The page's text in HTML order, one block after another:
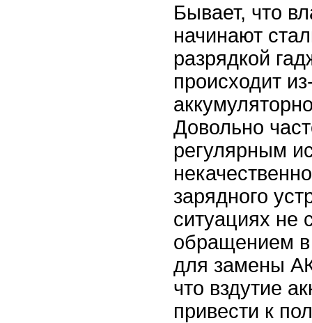
Бывает, что
начинают
разрядкой
происходит
Довольно
регулярным
зарядного
ситуациях не
обращением
для замены
что вздутие
привести к